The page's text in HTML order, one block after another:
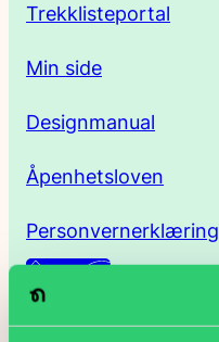
Trekklisteportal
Min side
Designmanual
Åpenhetsloven
Personvernerklæring